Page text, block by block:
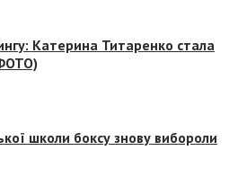
Катерина Титаренко стала
школи боксу знову вибороли